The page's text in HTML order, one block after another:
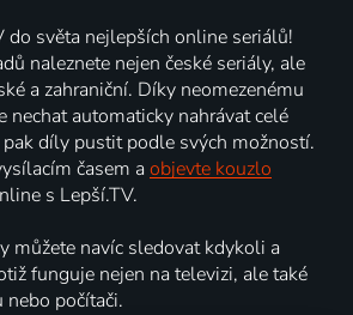
do světa nejlepších online seriálů!
naleznete nejen české seriály, ale
a zahraniční. Díky neomezenému
nechat automaticky nahrávat celé
díly pustit podle svých možností.
časem a objevte kouzlo
s Lepší.TV.
můžete navíc sledovat kdykoli a
funguje nejen na televizi, ale také
počítači.